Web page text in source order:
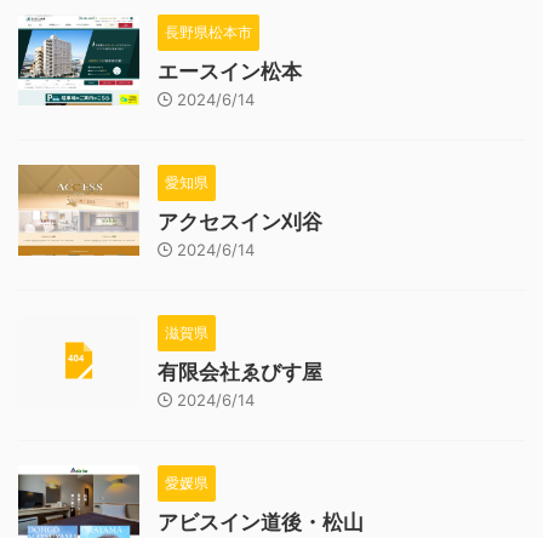
長野県松本市
エースイン松本
2024/6/14
愛知県
アクセスイン刈谷
2024/6/14
滋賀県
有限会社ゑびす屋
2024/6/14
愛媛県
アビスイン道後・松山